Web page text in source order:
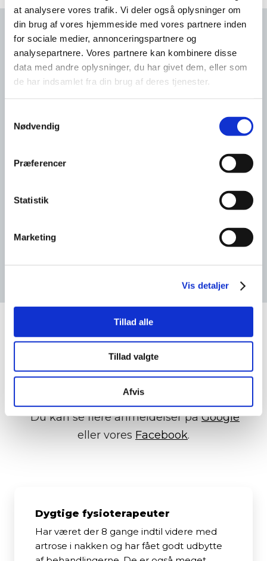
at analysere vores trafik. Vi deler også oplysninger om
din brug af vores hjemmeside med vores partnere inden
for sociale medier, annonceringspartnere og
analysepartnere. Vores partnere kan kombinere disse
data med andre oplysninger, du har givet dem, eller som
de har indsamlet fra din brug af deres tjenester.
Nødvendig
Præferencer
Statistik
Marketing
Vis detaljer
Tillad alle
Tillad valgte
Afvis
Hør mere om vores
behandlinger inden for
fysioterapi
Vil du høre mere om, hvordan en
Ring til os på telefon
eller send
. Vi ser
frem til at hjælpe dig.​
Kontakt os i dag​
Udtalelser fra vores
klienter
​ Du kan se flere anmeldelser påGoogle
eller vores Facebook.
Dygtige fysioterapeuter
Har været der 8 gange indtil videre med
artrose i nakken og har fået godt udbytte